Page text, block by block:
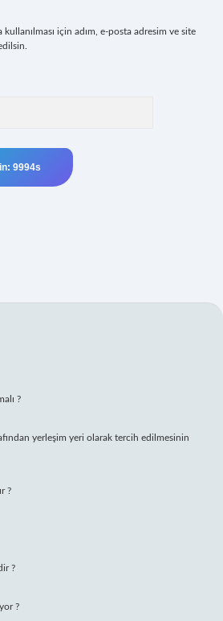
için adım, e-posta adresim ve site
?
yerleşim yeri olarak tercih edilmesinin
?
?
?